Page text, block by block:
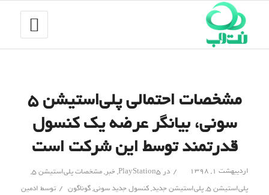
مشخصات احتمالی پلی‌استیشن ۵
سونی، بیانگر عرضه یک کنسول
قدرتمند توسط این شرکت است
اردیبهشت ۱, ۱۳۹۸ / درPlayStation5
,خبر,مشخصات پلی‌استیشن 5 ,
پلی‌استیشن 5 ,پلی‌استیشن جدید,کنسول جدید سونی,گوناگون / توسط ادمین